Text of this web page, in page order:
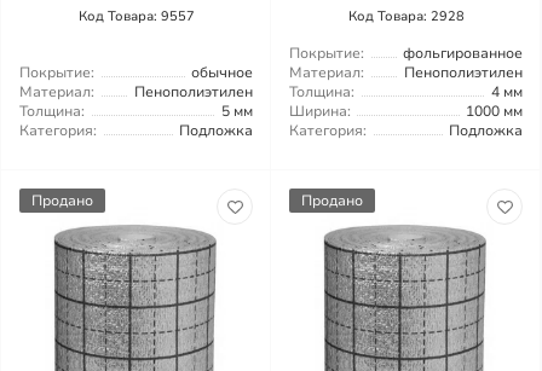
Код Товара: 9557
Покрытие:
обычное
Материал:
Пенополиэтилен
Толщина:
5 мм
Категория:
Подложка
Код Товара: 2928
Покрытие:
фольгированное
Материал:
Пенополиэтилен
Толщина:
4 мм
Ширина:
1000 мм
Категория:
Подложка
Продано Продано